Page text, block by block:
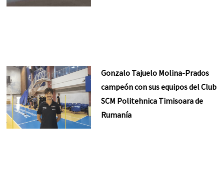
Gonzalo Tajuelo Molina-Prados
campeón con sus equipos del Club
SCM Politehnica Timisoara de
Rumanía